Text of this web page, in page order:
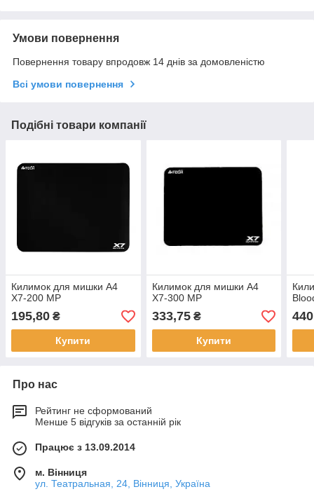
Умови повернення
Повернення товару впродовж 14 днів за домовленістю
Всі умови повернення
Подібні товари компанії
Килимок для мишки A4
X7-200 MP
195,80 ₴
Купити
Килимок для мишки A4
X7-300 MP
333,75₴
Купити
Про нас
Рейтинг не сформований
Менше 5 відгуків за останній рік
Працює з 13.09.2014
м. Вінниця
ул. Театральная, 24, Вінниця, Україна